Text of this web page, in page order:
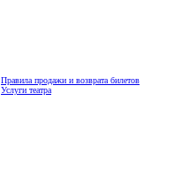
Правила продажи и возврата билетов
Услуги театра